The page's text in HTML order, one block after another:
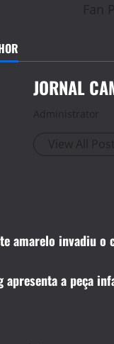
Fan
JORNAL
Administrator
View All
amarelo invadiu
apresenta a peça